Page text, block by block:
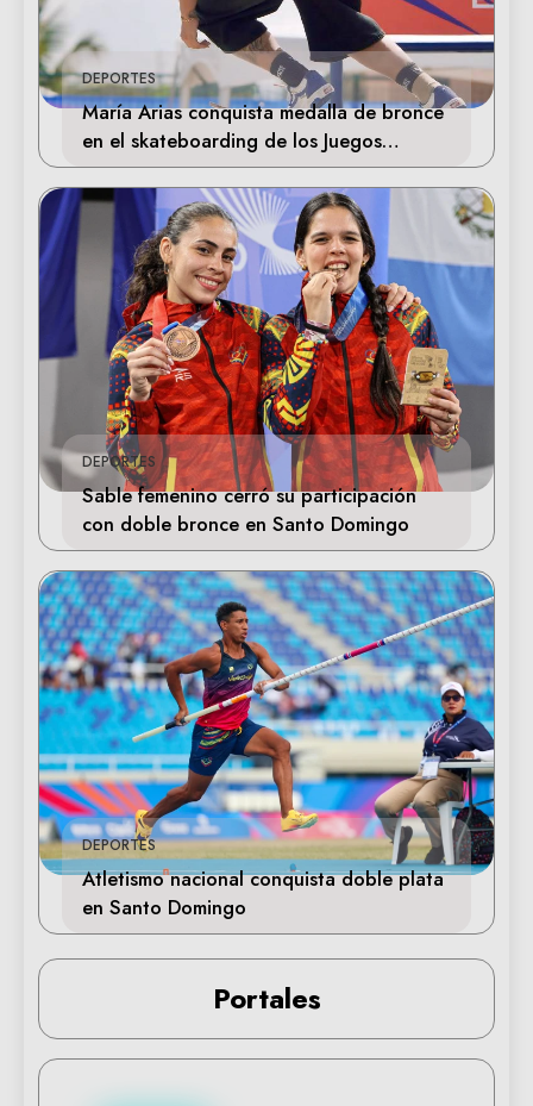
DEPORTES
María Arias conquista medalla de bronce
en el skateboarding de los Juegos
Centroamericanos
DEPORTES
Sable femenino cerró su participación
con doble bronce en Santo Domingo
DEPORTES
Atletismo nacional conquista doble plata
en Santo Domingo
Portales